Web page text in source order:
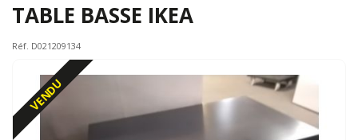
TABLE BASSE IKEA
Réf. D021209134
VENDU